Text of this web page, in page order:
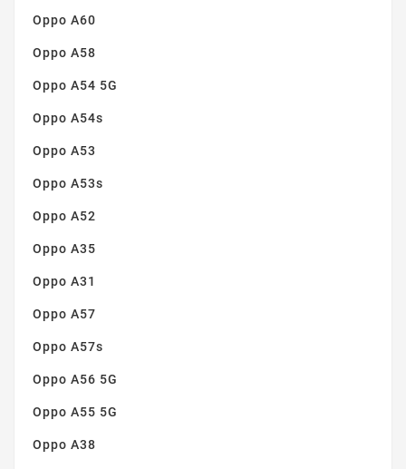
Oppo A60
Oppo A58
Oppo A54 5G
Oppo A54s
Oppo A53
Oppo A53s
Oppo A52
Oppo A35
Oppo A31
Oppo A57
Oppo A57s
Oppo A56 5G
Oppo A55 5G
Oppo A38